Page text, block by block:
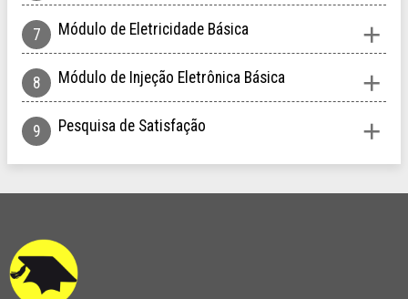
Módulo de Eletricidade Básica
Módulo de Injeção Eletrônica Básica
Pesquisa de Satisfação